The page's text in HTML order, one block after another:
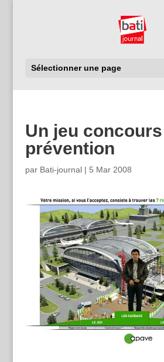
Sélectionner une page
Un jeu
prévention
par Bati-journal| 5 Mar 2008